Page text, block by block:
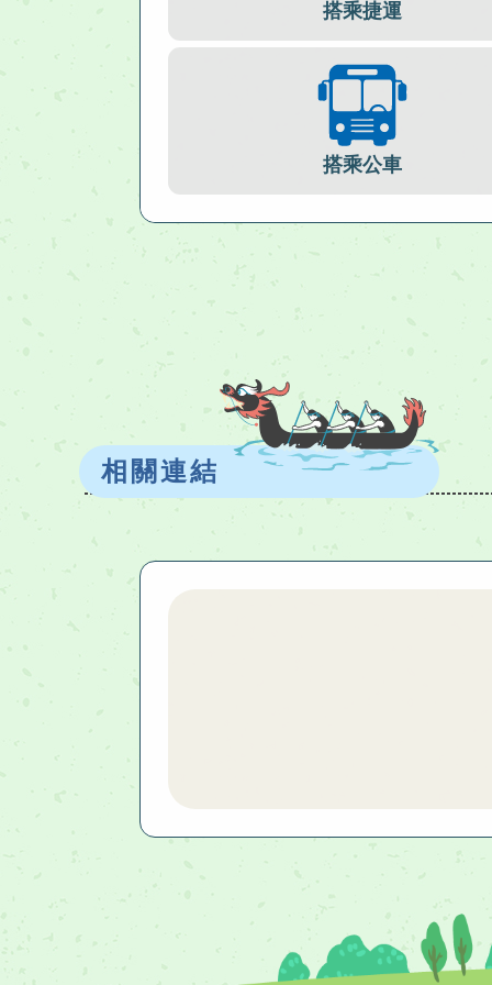
搭乘捷運
搭乘公車
相關連結